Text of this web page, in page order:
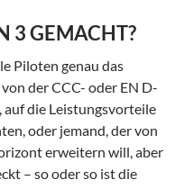
3 GEMACHT?
Piloten genau das
der CCC- oder EN D-
auf die Leistungsvorteile
oder jemand, der von
erweitern will, aber
– so oder so ist die